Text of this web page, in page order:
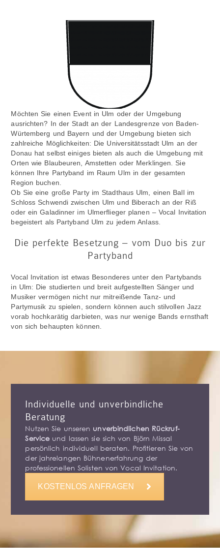
Möchten Sie einen Event in Ulm oder der Umgebung
ausrichten? In der Stadt an der Landesgrenze von Baden-
Würtemberg und Bayern und der Umgebung bieten sich
zahlreiche Möglichkeiten: Die Universitätsstadt Ulm an der
Donau hat selbst einiges bieten als auch die Umgebung mit
Orten wie Blaubeuren, Amstetten oder Merklingen. Sie
können Ihre Partyband im Raum Ulm in der gesamten
Region buchen.
Ob Sie eine große Party im Stadthaus Ulm, einen Ball im
Schloss Schwendi zwischen Ulm und Biberach an der Riß
oder ein Galadinner im Ulmerflieger planen – Vocal Invitation
begeistert als Partyband Ulm zu jedem Anlass.
Die perfekte Besetzung – vom Duo bis zur
Partyband
Vocal Invitation ist etwas Besonderes unter den Partybands
in Ulm: Die studierten und breit aufgestellten Sänger und
Musiker vermögen nicht nur mitreißende Tanz- und
Partymusik zu spielen, sondern können auch stilvollen Jazz
vorab hochkarätig darbieten, was nur wenige Bands ernsthaft
von sich behaupten können.
Individuelle und unverbindliche
Beratung
Nutzen Sie unseren unverbindlichen Rückruf-
Service und lassen sie sich von Björn Missal
persönlich individuell beraten. Profitieren Sie von
der jahrelangen Bühnenerfahrung der
professionellen Solisten von Vocal Invitation.
KOSTENLOS ANFRAGEN